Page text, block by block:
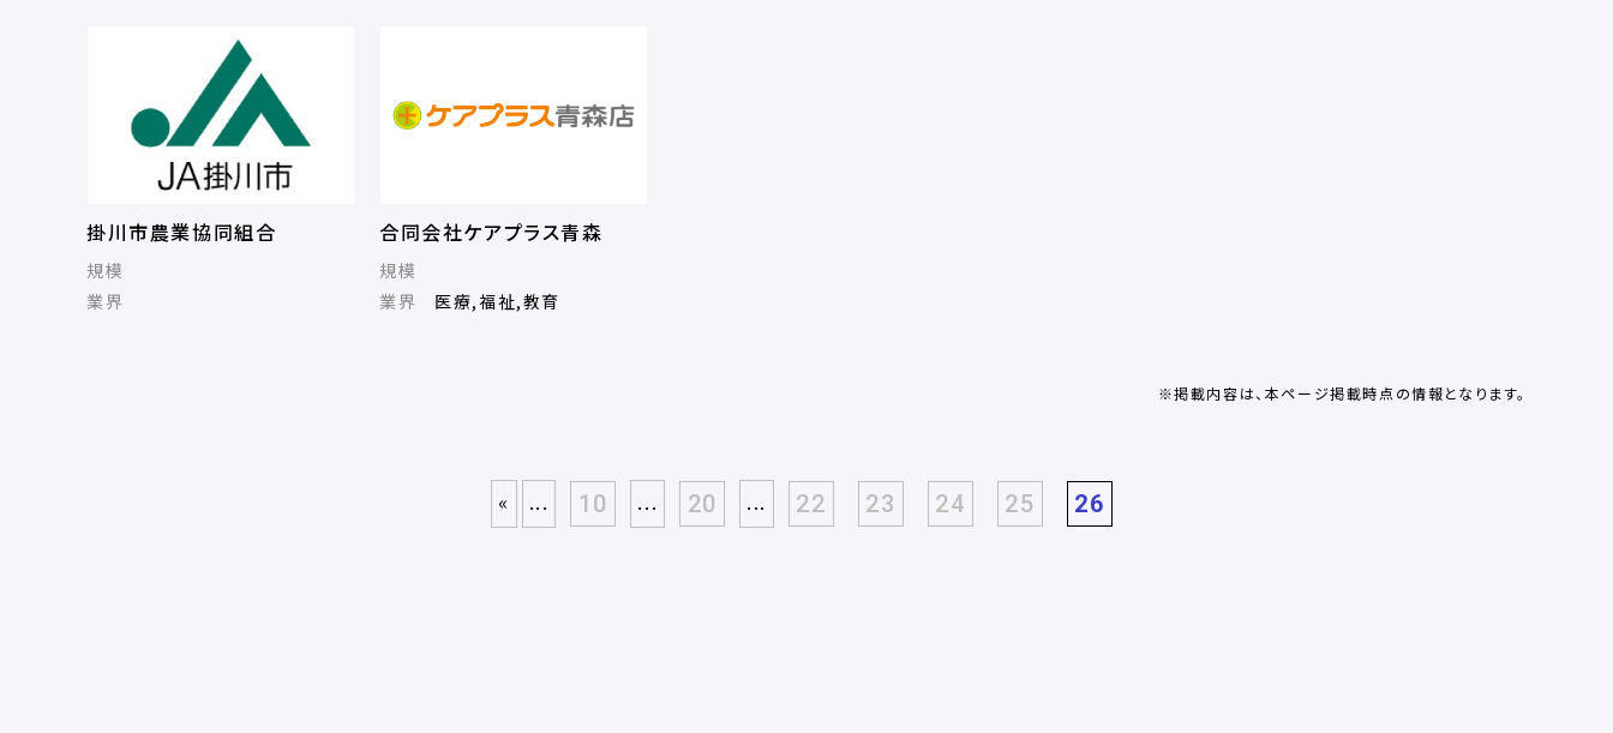
掛川市農業協同組合
規模
業界
合同会社ケアプラス青森
規模
業界
医療,福祉,教育
※掲載内容は、本ページ掲載時点の情報となります。
« ... 10 ... 20 ... 22 23 24 25 26